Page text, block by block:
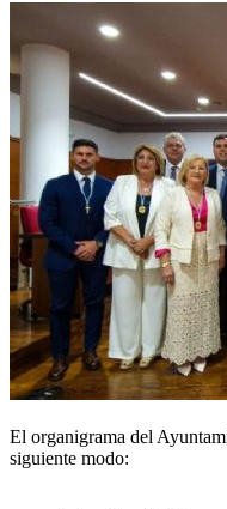
El organigrama del
siguiente modo: